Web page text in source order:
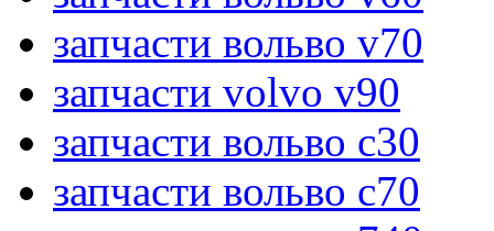
запчасти вольво v70
запчасти volvo v90
запчасти вольво c30
запчасти вольво c70